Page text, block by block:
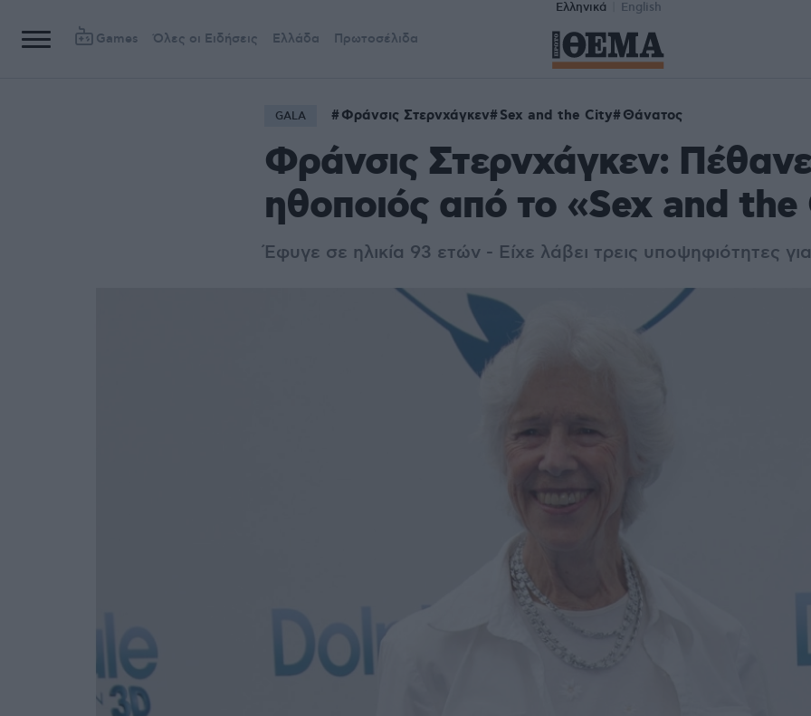
Ελληνικά English
Games Όλες οι Ειδήσεις Ελλάδα Πρωτοσέλιδα
GALA Φράνσις Στερνχάγκεν Sex and the City Θάνατος
Φράνσις Στερνχάγκεν:
ηθοποιός από το «Sex and
Έφυγε σε ηλικία 93 ετών - Είχε λάβει τρεις υποψηφιότητες